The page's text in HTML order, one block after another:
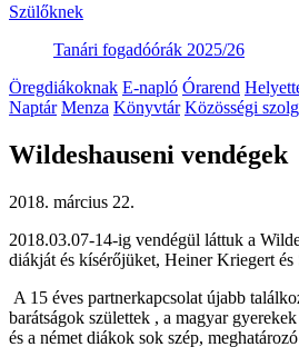
Szülőknek
Tanári fogadóórák 2025/26
Öregdiákoknak E-napló Órarend
Naptár Menza Könyvtár Közösségi
Wildeshauseni vendégek
2018. március 22.
2018.03.07-14-ig vendégül láttuk a
diákját és kísérőjüket, Heiner Kriegert és
A 15 éves partnerkapcsolat újabb
barátságok születtek , a magyar
és a német diákok sok szép,